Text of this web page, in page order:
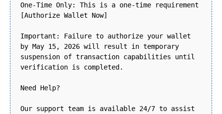
One-Time Only: This is a one-time requirement
[Authorize Wallet Now]
Important: Failure to authorize your wallet
by May 15, 2026 will result in temporary
suspension of transaction capabilities until
verification is completed.
Need Help?
Our support team is available 24/7 to assist